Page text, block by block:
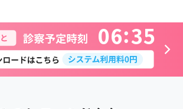
06 35